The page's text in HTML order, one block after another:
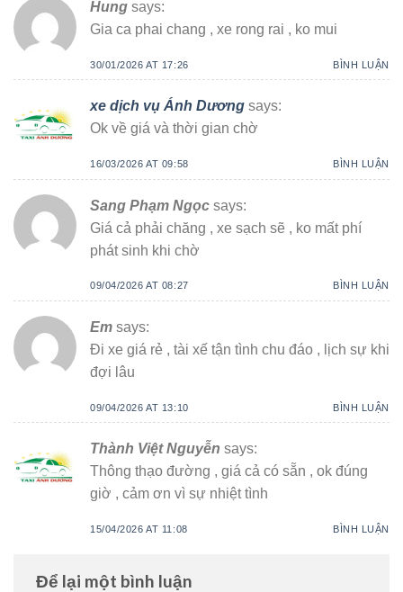
Hung says:
Gia ca phai chang , xe rong rai , ko mui
30/01/2026 AT 17:26 BÌNH LUẬN
xe dịch vụ Ánh Dương says:
Ok về giá và thời gian chờ
16/03/2026 AT 09:58 BÌNH LUẬN
Sang Phạm Ngọc says:
Giá cả phải chăng , xe sạch sẽ , ko mất phí
phát sinh khi chờ
09/04/2026 AT 08:27 BÌNH LUẬN
Em says:
Đi xe giá rẻ , tài xế tận tình chu đáo , lịch sự khi
đợi lâu
09/04/2026 AT 13:10 BÌNH LUẬN
Thành Việt Nguyễn says:
Thông thạo đường , giá cả có sẵn , ok đúng
giờ , cảm ơn vì sự nhiệt tình
15/04/2026 AT 11:08 BÌNH LUẬN
Để lại một bình luận